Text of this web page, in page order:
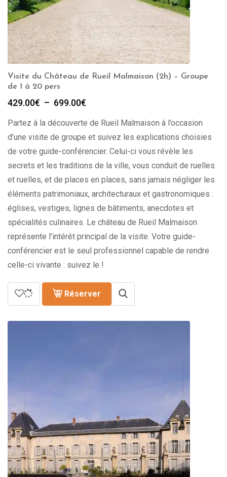
Visite du Château de Rueil Malmaison (2h) – Groupe
de 1 à 20 pers
429.00€ – 699.00€
prix :
429.00€
à
699.00€
Partez à la découverte de Rueil Malmaison à l’occasion
d’une visite de groupe et suivez les explications choisies
de votre guide-conférencier. Celui-ci vous révèle les
secrets et les traditions de la ville, vous conduit de ruelles
et ruelles, et de places en places, sans jamais négliger les
éléments patrimoniaux, architecturaux et gastronomiques :
églises, vestiges, lignes de bâtiments, anecdotes et
spécialités culinaires. Le château de Rueil Malmaison
représente l’intérêt principal de la visite. Votre guide-
conférencier est le seul professionnel capable de rendre
celle-ci vivante : suivez le !
Réserver